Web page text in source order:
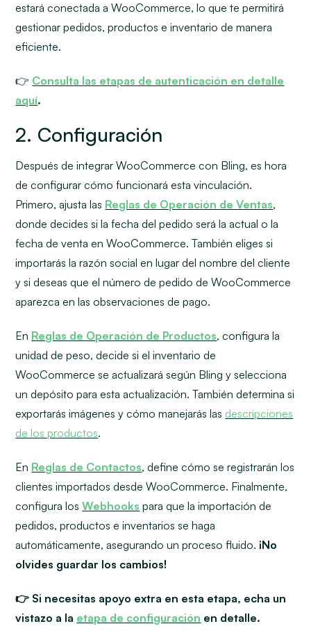
estará conectada a WooCommerce, lo que te permitirá
gestionar pedidos, productos e inventario de manera
eficiente.
👉 Consulta las etapas de autenticación en detalle
aquí.
2. Configuración
Después de integrar WooCommerce con Bling, es hora
de configurar cómo funcionará esta vinculación.
Primero, ajusta las Reglas de Operación de Ventas,
donde decides si la fecha del pedido será la actual o la
fecha de venta en WooCommerce. También eliges si
importarás la razón social en lugar del nombre del cliente
y si deseas que el número de pedido de WooCommerce
aparezca en las observaciones de pago.
En Reglas de Operación de Productos, configura la
unidad de peso, decide si el inventario de
WooCommerce se actualizará según Bling y selecciona
un depósito para esta actualización. También determina si
exportarás imágenes y cómo manejarás las descripciones
de los productos.
En Reglas de Contactos, define cómo se registrarán los
clientes importados desde WooCommerce. Finalmente,
configura losWebhooks para que la importación de
pedidos, productos e inventarios se haga
automáticamente, asegurando un proceso fluido. ¡No
olvides guardar los cambios!
👉 Si necesitas apoyo extra en esta etapa, echa un
vistazo a la etapa de configuración en detalle.